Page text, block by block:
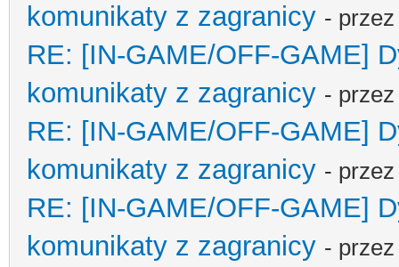
komunikaty z zagranicy -
RE: [IN-GAME/OFF-GAME]
komunikaty z zagranicy -
RE: [IN-GAME/OFF-GAME]
komunikaty z zagranicy -
RE: [IN-GAME/OFF-GAME]
komunikaty z zagranicy -